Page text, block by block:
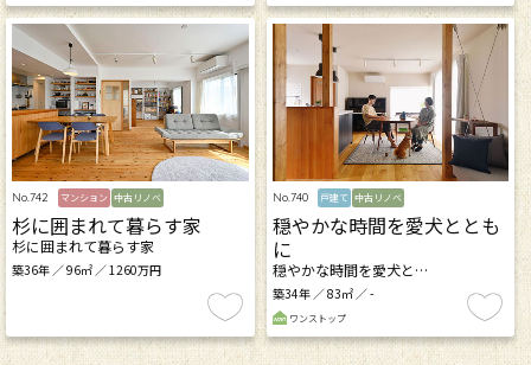
No.742 マンション 中古リノベ
杉に囲まれて暮らす家
杉に囲まれて暮らす家
築36年 ／ 96㎡ ／ 1260万円
No.740 戸建て 中古リノベ
穏やかな時間を愛犬ととも
に
穏やかな時間を愛犬と…
築34年 ／ 83㎡ ／ -
ワンストップ